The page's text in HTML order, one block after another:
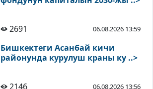
2691 06.08.2026 13:59
Бишкектеги Асанбай кичи
районунда курулуш краны ку ..>
2146 06.08.2026 13:56